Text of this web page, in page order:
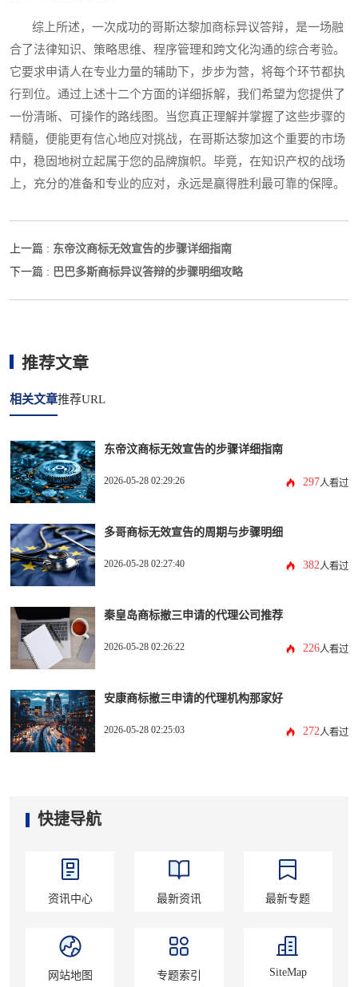
综上所述，一次成功的哥斯达黎加商标异议答辩，是一场融
合了法律知识、策略思维、程序管理和跨文化沟通的综合考验。
它要求申请人在专业力量的辅助下，步步为营，将每个环节都执
行到位。通过上述十二个方面的详细拆解，我们希望为您提供了
一份清晰、可操作的路线图。当您真正理解并掌握了这些步骤的
精髓，便能更有信心地应对挑战，在哥斯达黎加这个重要的市场
中，稳固地树立起属于您的品牌旗帜。毕竟，在知识产权的战场
上，充分的准备和专业的应对，永远是赢得胜利最可靠的保障。
上一篇 : 东帝汶商标无效宣告的步骤详细指南
下一篇 : 巴巴多斯商标异议答辩的步骤明细攻略
推荐文章
相关文章推荐URL
东帝汶商标无效宣告的步骤详细指南
2026-05-28 02:29:26 297人看过
多哥商标无效宣告的周期与步骤明细
2026-05-28 02:27:40 382人看过
秦皇岛商标撤三申请的代理公司推荐
2026-05-28 02:26:22 226人看过
安康商标撤三申请的代理机构那家好
2026-05-28 02:25:03 272人看过
快捷导航
资讯中心 最新资讯 最新专题
网站地图 专题索引 SiteMap